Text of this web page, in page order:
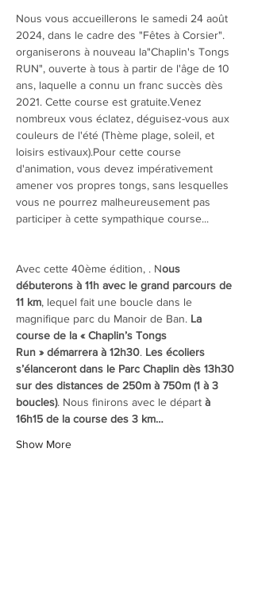
Nous vous accueillerons le samedi 24 août
2024, dans le cadre des "Fêtes à Corsier".
organiserons à nouveau la"Chaplin's Tongs
RUN", ouverte à tous à partir de l'âge de 10
ans, laquelle a connu un franc succès dès
2021. Cette course est gratuite.Venez
nombreux vous éclatez, déguisez-vous aux
couleurs de l'été (Thème plage, soleil, et
loisirs estivaux).Pour cette course
d'animation, vous devez impérativement
amener vos propres tongs, sans lesquelles
vous ne pourrez malheureusement pas
participer à cette sympathique course...
Avec cette 40ème édition, . Nous
débuterons à 11h avec le grand parcours de
11 km, lequel fait une boucle dans le
magnifique parc du Manoir de Ban. La
course de la « Chaplin’s Tongs
Run » démarrera à 12h30. Les écoliers
s’élanceront dans le Parc Chaplin dès 13h30
sur des distances de 250m à 750m (1 à 3
boucles). Nous finirons avec le départ à
16h15 de la course des 3 km…
Show More